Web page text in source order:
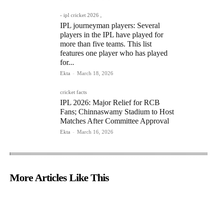
- ipl cricket 2026 ,
IPL journeyman players: Several
players in the IPL have played for
more than five teams. This list
features one player who has played
for...
Ekta - March 18, 2026
cricket facts
IPL 2026: Major Relief for RCB
Fans; Chinnaswamy Stadium to Host
Matches After Committee Approval
Ekta - March 16, 2026
More Articles Like This